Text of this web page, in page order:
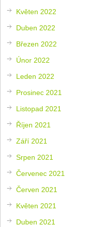
Květen 2022
Duben 2022
Březen 2022
Únor 2022
Leden 2022
Prosinec 2021
Listopad 2021
Říjen 2021
Září 2021
Srpen 2021
Červenec 2021
Červen 2021
Květen 2021
Duben 2021